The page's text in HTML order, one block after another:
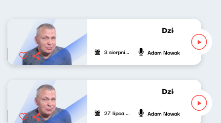
Dziękuję za
3 sierpnia 2026 Adam Nowak
Dziękuję za
27 lipca 2026 Adam Nowak